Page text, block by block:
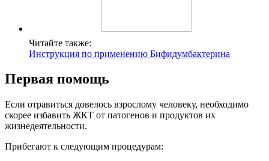
Читайте также:
Инструкция по применению Бифидумбактерина
Первая помощь
Если отравиться довелось взрослому человеку, необходимо
скорее избавить ЖКТ от патогенов и продуктов их
жизнедеятельности.
Прибегают к следующим процедурам: